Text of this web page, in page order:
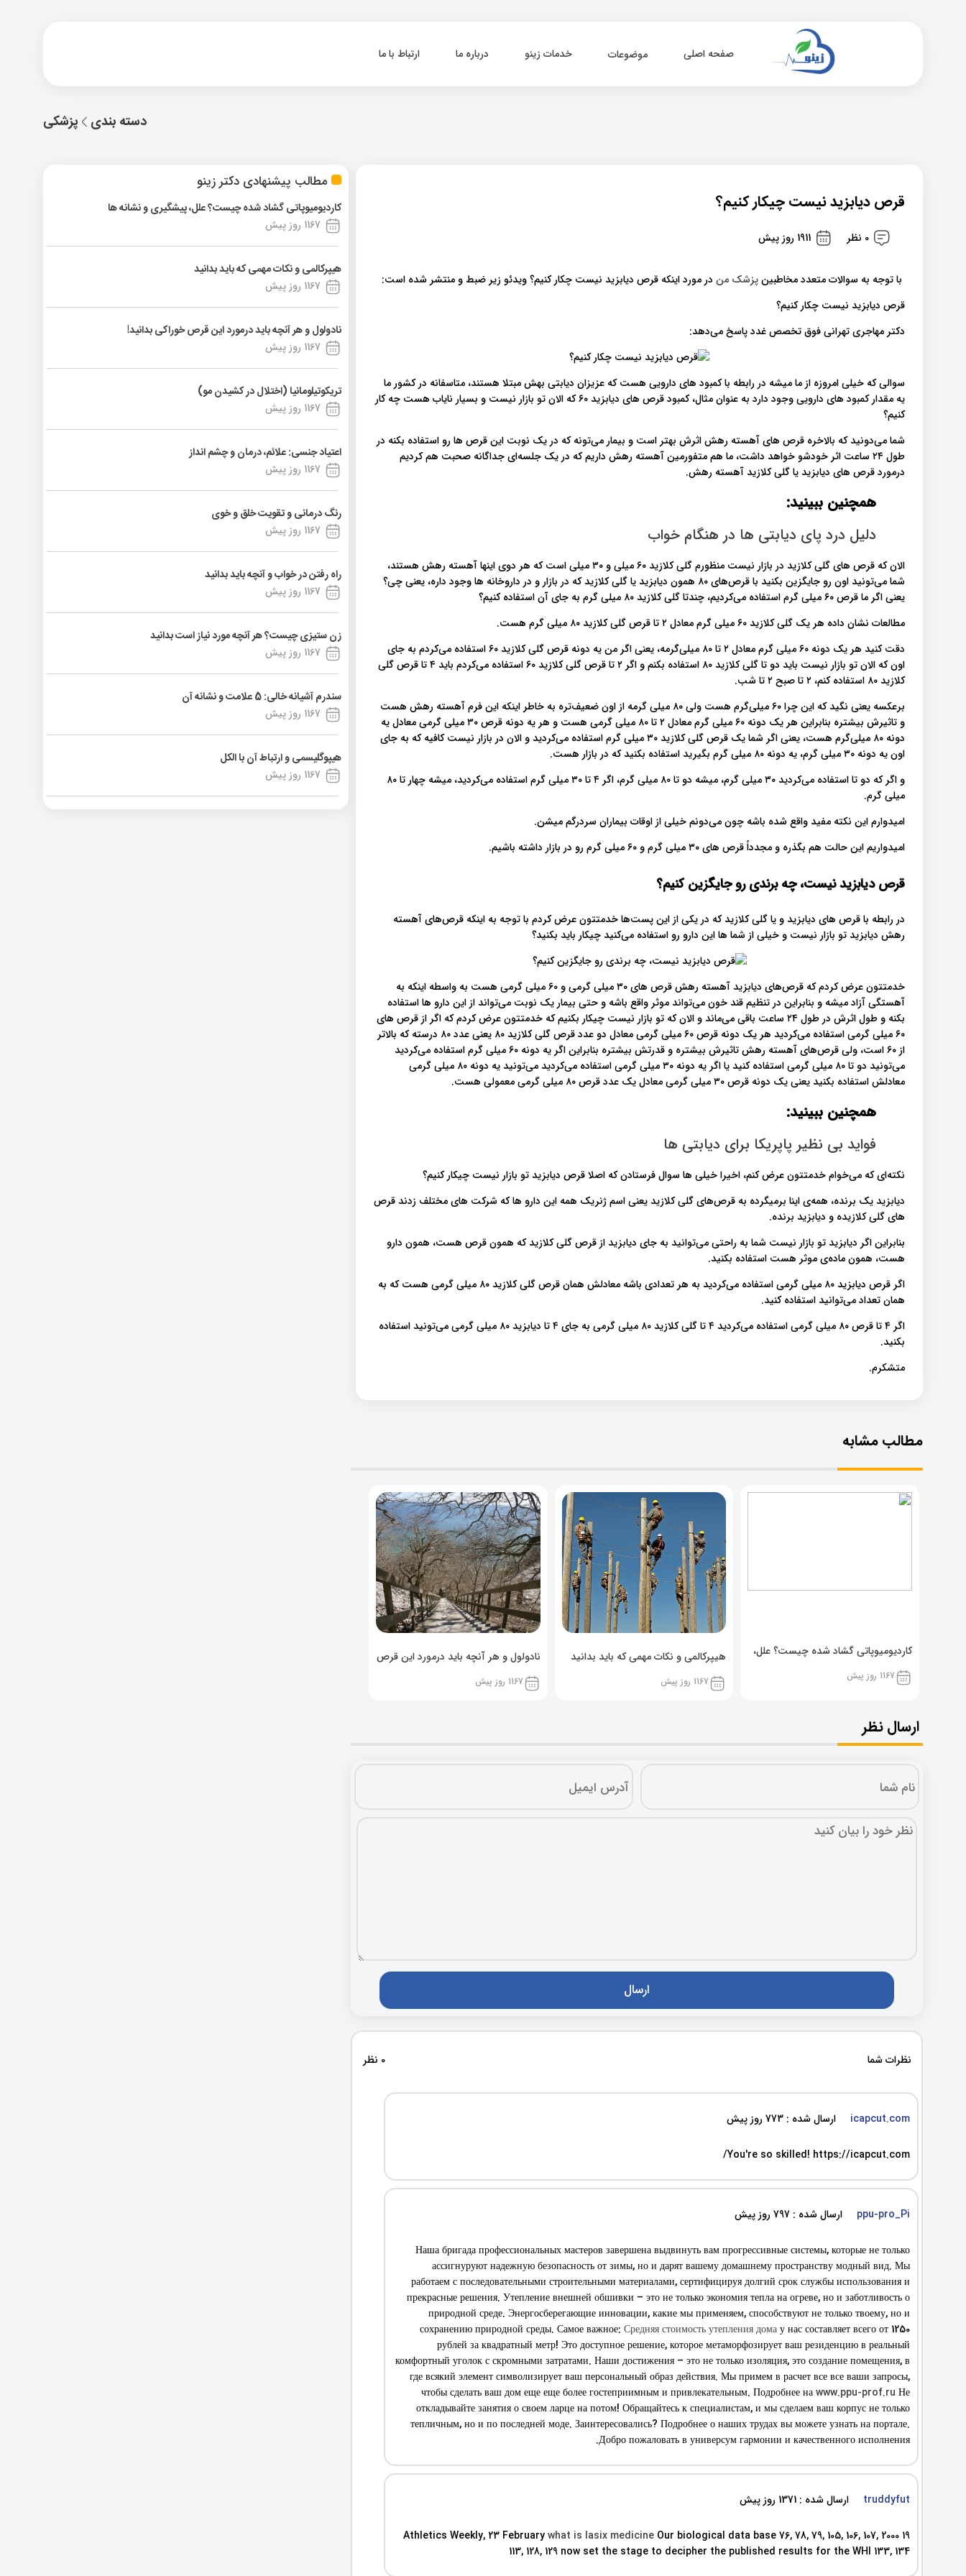
صفحه اصلی موضوعات خدمات زینو درباره ما ارتباط با ما
پزشکی دسته بندی
مطالب پیشنهادی دکتر زینو
کاردیومیوپاتی گشاد شده چیست؟ علل، پیشگیری و نشانه ها
1167 روز پیش
هیپرکالمی و نکات مهمی که باید بدانید
1167 روز پیش
نادولول و هر آنچه باید درمورد این قرص خوراکی بدانید!
1167 روز پیش
تریکوتیلومانیا (اختلال در کشیدن مو)
1167 روز پیش
اعتیاد جنسی: علائم، درمان و چشم انداز
1167 روز پیش
رنگ درمانی و تقویت خلق و خوی
1167 روز پیش
راه رفتن در خواب و آنچه باید بدانید
1167 روز پیش
زن ستیزی چیست؟ هر آنچه مورد نیاز است بدانید
1167 روز پیش
سندرم آشیانه خالی: 5 علامت و نشانه آن
1167 روز پیش
هیپوگلیسمی و ارتباط آن با الکل
1167 روز پیش
قرص دیابزید نیست چیکار کنیم؟
0 نظر 1911 روز پیش
با توجه به سوالات متعدد مخاطبینپزشک من در مورد اینکه قرص دیابزید نیست چکار کنیم؟ ویدئو زیر ضبط و منتشر شده است:
قرص دیابزید نیست چکار کنیم؟
دکتر مهاجری تهرانی فوق تخصص غدد پاسخ می‌دهد:
سوالی که خیلی امروزه از ما میشه در رابطه با کمبود های دارویی هست که عزیزان دیابتی بهش مبتلا هستند، متاسفانه در کشور ما
یه مقدار کمبود های دارویی وجود دارد به عنوان مثال، کمبود قرص های دیابزید ۶۰ که الان تو بازار نیست و بسیار نایاب هست چه کار
کنیم؟
شما می‌دونید که بالاخره قرص‌ های آهسته رهش اثرش بهتر است و بیمار می‌تونه که در یک نوبت این قرص ها رو استفاده بکنه در
طول ۲۴ ساعت اثر خودشو خواهد داشت، ما هم متفورمین آهسته رهش داریم که در یک جلسه‌ای جداگانه صحبت هم کردیم
درمورد قرص های دیابزید یا گلی کلازید آهسته رهش.
همچنین ببینید:
دلیل درد پای دیابتی ها در هنگام خواب
الان که قرص های گلی کلازید در بازار نیست منظورم گلی کلازید ۶۰ میلی و ۳۰ میلی است که هر دوی اینها آهسته رهش هستند،
شما می‌تونید اون رو جایگزین بکنید با قرص‌های ۸۰ همون دیابزید یا گلی کلازید که در بازار و در داروخانه ها وجود داره، یعنی چی؟
یعنی اگر ما قرص ۶۰ میلی گرم استفاده می‌کردیم، چندتا گلی کلازید ۸۰ میلی گرم به جای آن استفاده کنیم؟
مطالعات نشان داده هر یک گلی کلازید ۶۰ میلی گرم معادل ۲ تا قرص گلی کلازید ۸۰ میلی گرم هست.
دقت کنید هر یک دونه ۶۰ میلی گرم معادل ۲ تا ۸۰ میلی‌گرمه، یعنی اگر من یه دونه قرص گلی کلازید ۶۰ استفاده می‌کردم به جای
اون که الان تو بازار نیست باید دو تا گلی کلازید ۸۰ استفاده بکنم و اگر ۲ تا قرص گلی کلازید ۶۰ استفاده می‌کردم باید ۴ تا قرص گلی
کلازید ۸۰ استفاده کنم، ۲ تا صبح ۲ تا شب.
برعکسه یعنی نگید که این چرا ۶۰ میلی‌گرم هست ولی ۸۰ میلی گرمه از اون ضعیف‌تره به خاطر اینکه این فرم آهسته رهش هست
و تاثیرش بیشتره بنابراین هر یک دونه ۶۰ میلی گرم معادل ۲ تا ۸۰ میلی گرمی هست و هر یه دونه قرص ۳۰ میلی گرمی معادل یه
دونه ۸۰ میلی‌گرم هست، یعنی اگر شما یک قرص گلی کلازید ۳۰ میلی گرم استفاده می‌کردید و الان در بازار نیست کافیه که به جای
اون یه دونه ۳۰ میلی گرم، یه دونه ۸۰ میلی گرم بگیرید استفاده بکنید که در بازار هست.
و اگر که دو تا استفاده می‌کردید ۳۰ میلی گرم، میشه دو تا ۸۰ میلی گرم، اگر ۴ تا ۳۰ میلی گرم استفاده می‌کردید، میشه چهار تا ۸۰
میلی گرم.
امیدوارم این نکته مفید واقع شده باشه چون می‌دونم خیلی از اوقات بیماران سردرگم میشن.
امیدواریم این حالت هم بگذره و مجدداً قرص های ۳۰ میلی گرم و ۶۰ میلی گرم رو در بازار داشته باشیم.
قرص دیابزید نیست، چه برندی رو جایگزین کنیم؟
در رابطه با قرص های دیابزید و یا گلی کلازید که در یکی از این پست‌ها خدمتتون عرض کردم با توجه به اینکه قرص‌های آهسته
رهش دیابزید تو بازار نیست و خیلی از شما ها این دارو رو استفاده می‌کنید چیکار باید بکنید؟
خدمتتون عرض کردم که قرص‌های دیابزید آهسته رهش قرص‌ های ۳۰ میلی گرمی و ۶۰ میلی گرمی هست به واسطه اینکه به
آهستگی آزاد میشه و بنابراین در تنظیم قند خون می‌تواند موثر واقع باشه و حتی بیمار یک نوبت می‌تواند از این دارو ها استفاده
بکنه و طول اثرش در طول ۲۴ ساعت باقی می‌ماند و الان که تو بازار نیست چیکار بکنیم که خدمتتون عرض کردم که اگر از قرص های
۶۰ میلی گرمی استفاده می‌کردید هر یک دونه قرص ۶۰ میلی گرمی معادل دو عدد قرص گلی کلازید ۸۰ یعنی عدد ۸۰ درسته که بالاتر
از ۶۰ است، ولی قرص‌های آهسته رهش تاثیرش بیشتره و قدرتش بیشتره بنابراین اگر یه دونه ۶۰ میلی گرم استفاده می‌کردید
می‌تونید دو تا ۸۰ میلی گرمی استفاده کنید یا اگر یه دونه ۳۰ میلی گرمی استفاده می‌کردید می‌تونید یه دونه ۸۰ میلی گرمی
معادلش استفاده بکنید یعنی یک دونه قرص ۳۰ میلی گرمی معادل یک عدد قرص ۸۰ میلی گرمی معمولی هست.
همچنین ببینید:
فواید بی نظیر پاپریکا برای دیابتی ها
نکته‌ای که می‌خوام خدمتتون عرض کنم، اخیرا خیلی ها سوال فرستادن که اصلا قرص دیابزید تو بازار نیست چیکار کنیم؟
دیابزید یک برنده، همه‌ی اینا برمیگرده به قرص‌های گلی کلازید یعنی اسم ژنریک همه این دارو ها که شرکت‌ های مختلف زدند قرص‌
های گلی کلازیده و دیابزید برنده.
بنابراین اگر دیابزید تو بازار نیست شما به راحتی می‌توانید به جای دیابزید از قرص گلی کلازید که همون قرص هست، همون دارو
هست، همون ماده‌ی موثر هست استفاده بکنید.
اگر قرص دیابزید ۸۰ میلی گرمی استفاده می‌کردید به هر تعدادی باشه معادلش همان قرص گلی کلازید ۸۰ میلی گرمی هست که به
همان تعداد می‌توانید استفاده کنید.
اگر ۴ تا قرص ۸۰ میلی گرمی استفاده می‌کردید ۴ تا گلی کلازید ۸۰ میلی گرمی به جای ۴ تا دیابزید ۸۰ میلی گرمی می‌تونید استفاده
بکنید.
متشکرم.
مطالب مشابه
کاردیومیوپاتی گشاد شده چیست؟ علل،
پیشگیری و نشانه ها
1167 روز پیش
هیپرکالمی و نکات مهمی که باید بدانید
1167 روز پیش
نادولول و هر آنچه باید درمورد این قرص
خوراکی بدانید!
1167 روز پیش
ارسال نظر
نظرات شما 0 نظر
icapcut.com ارسال شده : 773 روز پیش
You're so skilled! https://icapcut.com/
ppu-pro_Pi ارسال شده : 797 روز پیش
Наша бригада профессиональных мастеров завершена выдвинуть вам прогрессивные системы, которые не только
ассигнуруют надежную безопасность от зимы, но и дарят вашему домашнему пространству модный вид. Мы
работаем с последовательными строительными материалами, сертифицируя долгий срок службы использования и
прекрасные решения. Утепление внешней обшивки – это не только экономия тепла на огреве, но и заботливость о
природной среде. Энергосберегающие инновации, какие мы применяем, способствуют не только твоему, но и
сохранению природной среды. Самое важное: Средняя стоимость утепления домау нас составляет всего от 1250
рублей за квадратный метр! Это доступное решение, которое метаморфозирует ваш резиденцию в реальный
комфортный уголок с скромными затратами. Наши достижения – это не только изоляция, это создание помещения, в
где всякий элемент символизирует ваш персональный образ действия. Мы примем в расчет все все ваши запросы,
чтобы сделать ваш дом еще еще более гостеприимным и привлекательным. Подробнее наwww.ppu-prof.ru Не
откладывайте занятия о своем ларце на потом! Обращайтесь к специалистам, и мы сделаем ваш корпус не только
тепличным, но и по последней моде. Заинтересовались? Подробнее о наших трудах вы можете узнать на портале.
Добро пожаловать в универсум гармонии и качественного исполнения.
truddyfut ارسال شده : 1371 روز پیش
19 2000 Athletics Weekly, 23 February
what is lasix medicine Our biological data base 76, 78, 79, 105, 106, 107,
113, 128, 129 now set the stage to decipher the published results for the WHI 133, 134